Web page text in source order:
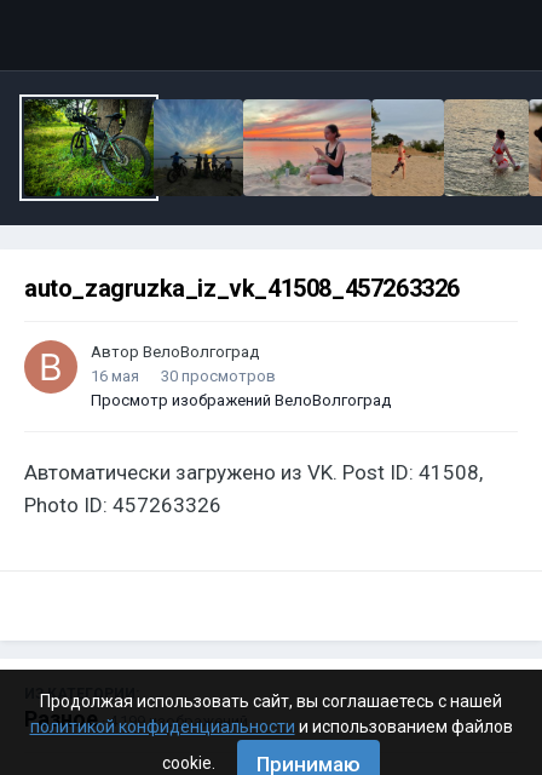
auto_zagruzka_iz_vk_41508_457263326
Автор ВелоВолгоград
16 мая
30 просмотров
Просмотр изображений ВелоВолгоград
Автоматически загружено из VK. Post ID: 41508,
Photo ID: 457263326
ИЗ КАТЕГОРИИ:
Разное · 4 199 изображений
Продолжая использовать сайт, вы соглашаетесь с нашей
политикой конфиденциальности и использованием файлов
cookie.
Принимаю